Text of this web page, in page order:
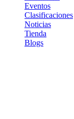
Eventos
Clasificaciones
Noticias
Tienda
Blogs